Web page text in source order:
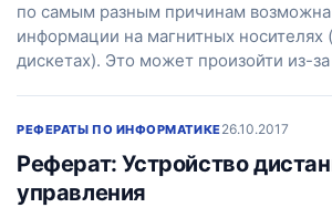
по самым разным причинам
информации на магнитных носителях
дискетах). Это может произойти из-
РЕФЕРАТЫ ПО ИНФОРМАТИКЕ26.10.2017
Реферат: Устройство
управления